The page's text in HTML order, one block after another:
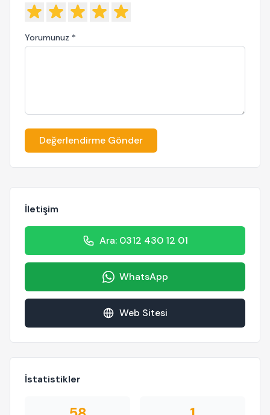
Yorumunuz *
Değerlendirme Gönder
İletişim
Ara: 0312 430 12 01
WhatsApp
Web Sitesi
İstatistikler